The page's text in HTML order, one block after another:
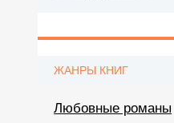
ЖАНРЫ КНИГ
Любовные романы